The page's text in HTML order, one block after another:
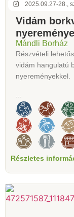
2025.09.27-28.,
Vidám
Mándli Borház
Részvételi
vidám hangulatú
nyereményekkel.
Részletes